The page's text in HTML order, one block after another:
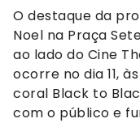
O destaque da
Noel na Praça
ao lado do Cine
ocorre no dia 11,
coral Black to
com o público e